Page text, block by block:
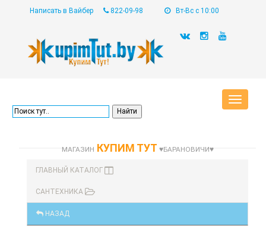
Написать в Вайбер 822-09-98 Вт-Вс с 10:00
Toggle
МАГАЗИН КУПИМ ТУТ ♥БАРАНОВИЧИ♥
ГЛАВНЫЙ КАТАЛОГ
САНТЕХНИКА
НАЗАД